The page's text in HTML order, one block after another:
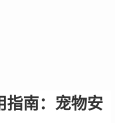
指南：宠物安